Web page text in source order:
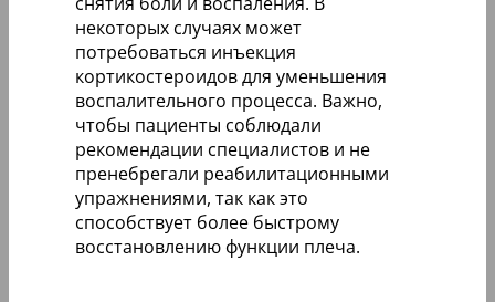
некоторых случаях может
потребоваться инъекция
кортикостероидов для уменьшения
воспалительного процесса. Важно,
чтобы пациенты соблюдали
рекомендации специалистов и не
пренебрегали реабилитационными
упражнениями, так как это
способствует более быстрому
восстановлению функции плеча.